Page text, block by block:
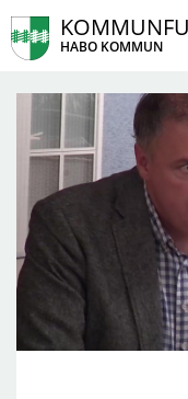
HABO KOMMUN